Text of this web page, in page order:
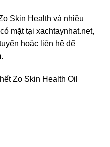
Skin Health và nhiều
mặt tại xachtaynhat.net,
hoặc liên hệ để
Zo Skin Health Oil